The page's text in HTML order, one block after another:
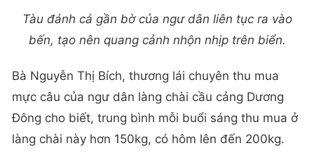
Tàu đánh cá gần bờ của ngư dân liên tục ra vào
bến, tạo nên quang cảnh nhộn nhịp trên biển.
Bà Nguyễn Thị Bích, thương lái chuyên thu mua
mực câu của ngư dân làng chài cầu cảng Dương
Đông cho biết, trung bình mỗi buổi sáng thu mua ở
làng chài này hơn 150kg, có hôm lên đến 200kg.